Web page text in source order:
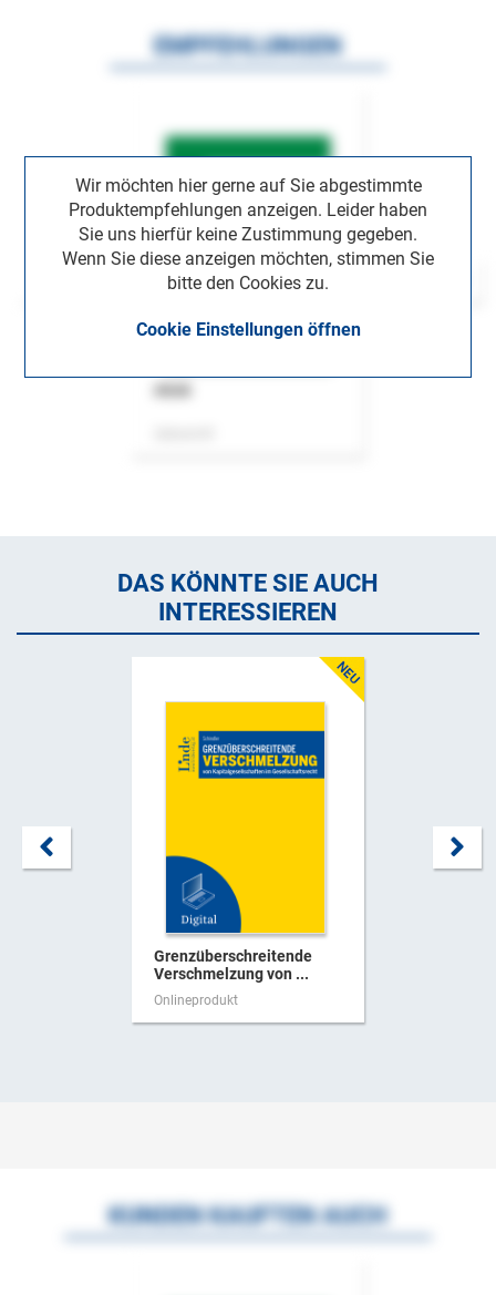
Wir möchten hier gerne auf Sie abgestimmte
Produktempfehlungen anzeigen. Leider haben
Sie uns hierfür keine Zustimmung gegeben.
Wenn Sie diese anzeigen möchten, stimmen Sie
bitte den Cookies zu.
Cookie Einstellungen öffnen
EMPFEHLUNGEN
DAS KÖNNTE SIE AUCH
INTERESSIEREN
Grenzüberschreitende
Verschmelzung von ...
Onlineprodukt
KUNDEN KAUFTEN AUCH